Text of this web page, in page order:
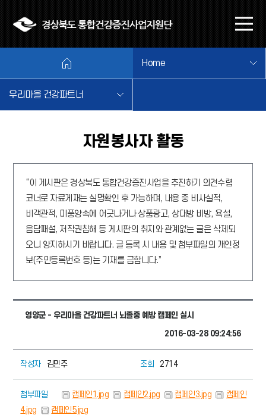
메
뉴
기
Home
우리마을 건강파트너
자원봉사자 활동
“이 게시판은 경상북도 통합건강증진사업을 추진하기 의견수렴
코너로 자료게재는 실명확인 후 가능하며, 내용 중 비사실적,
비객관적, 미풍양속에 어긋나거나 상품광고, 상대방 비방, 욕설,
음담패설, 저작권침해 등 게시판의 취지와 관계없는 글은 삭제되
오니 양지하시기 바랍니다. 글 등록 시 내용 및 첨부파일의 개인정
보(주민등록번호 등)는 기재를 금합니다.”
영양군 - 우리마을 건강파트너 뇌졸중 예방 캠페인 실시
2016-03-28 09:24:56
작성자 김민주 조회 2714
첨부파일 캠페인1.jpg 캠페인2.jpg 캠페인3.jpg
캠페인
4.jpg
캠페인5.jpg